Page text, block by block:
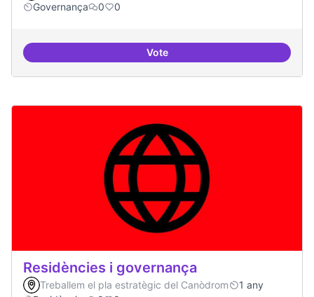
Governança
0 0
VoteRevisió interna del Model de
Residències i governança
Treballem el pla estratègic del Canòdrom
1 any